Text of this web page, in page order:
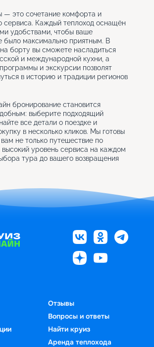
— это сочетание комфорта и
сервиса. Каждый теплоход оснащён
удобствами, чтобы ваше
было максимально приятным. В
борту вы сможете насладиться
и международной кухни, а
и экскурсии позволят
в историю и традиции регионов
бронирование становится
выберите подходящий
все детали о поездке и
в несколько кликов. Мы готовы
не только путешествие по
высокий уровень сервиса на каждом
тура до вашего возвращения
Отзывы
Вопросы и ответы
Найти круиз
Аренда теплохода